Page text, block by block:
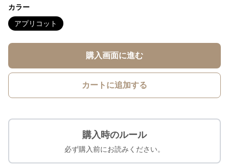
カラー
アプリコット
購入画面に進む
カートに追加する
購入時のルール
必ず購入前にお読みください。